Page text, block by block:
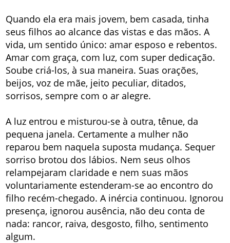
Quando ela era mais jovem, bem casada, tinha
seus filhos ao alcance das vistas e das mãos. A
vida, um sentido único: amar esposo e rebentos.
Amar com graça, com luz, com super dedicação.
Soube criá-los, à sua maneira. Suas orações,
beijos, voz de mãe, jeito peculiar, ditados,
sorrisos, sempre com o ar alegre.
A luz entrou e misturou-se à outra, tênue, da
pequena janela. Certamente a mulher não
reparou bem naquela suposta mudança. Sequer
sorriso brotou dos lábios. Nem seus olhos
relampejaram claridade e nem suas mãos
voluntariamente estenderam-se ao encontro do
filho recém-chegado. A inércia continuou. Ignorou
presença, ignorou ausência, não deu conta de
nada: rancor, raiva, desgosto, filho, sentimento
algum.